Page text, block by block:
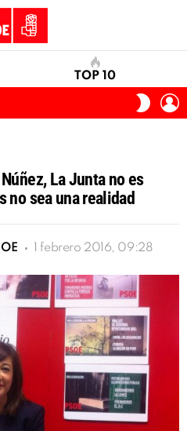
TOP 10
SKIN
La Junta no es
no sea una realidad
1 febrero 2016, 09:28